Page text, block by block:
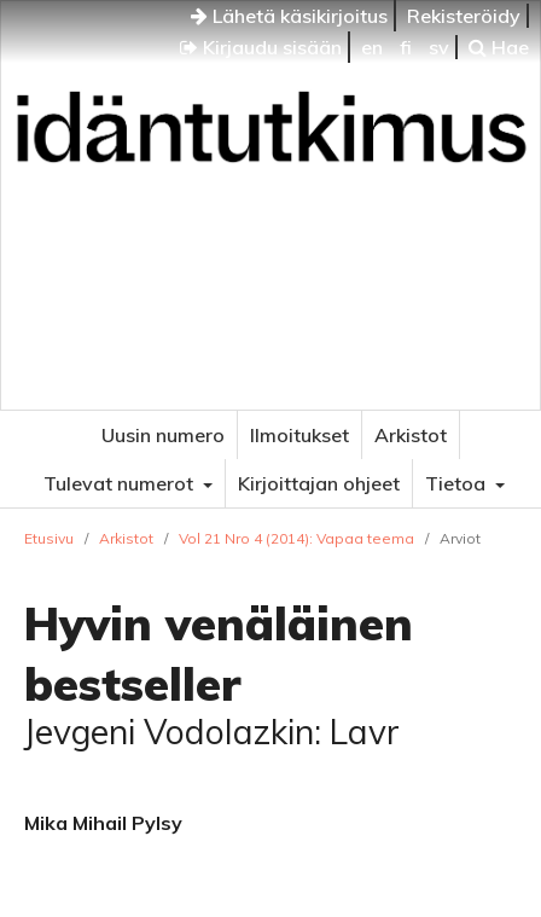
Lähetä käsikirjoitus
Rekisteröidy
Kirjaudu sisään
en fi sv Hae
Uusin numero Ilmoitukset
Arkistot
Tulevat numerot
Kirjoittajan ohjeet Tietoa
Etusivu / Arkistot / Vol 21 Nro 4 (2014): Vapaa teema / Arviot
Hyvin venäläinen
bestseller
Jevgeni Vodolazkin: Lavr
Mika Mihail Pylsy